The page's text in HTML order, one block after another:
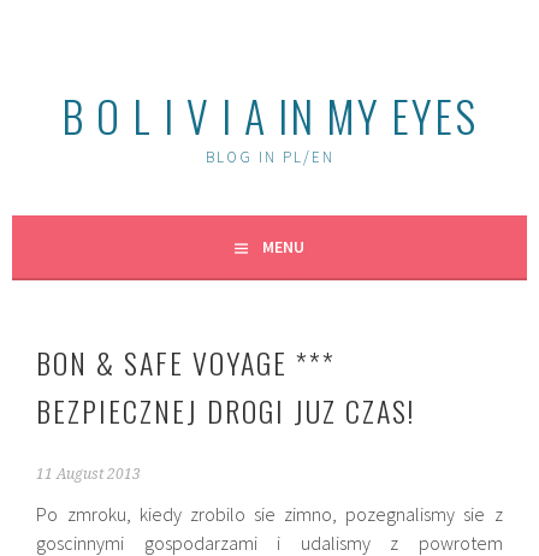
B O L I V I A IN MY EYES
BLOG IN PL/EN
MENU
BON & SAFE VOYAGE ***
BEZPIECZNEJ DROGI JUZ CZAS!
11 August 2013
Po zmroku, kiedy zrobilo sie zimno, pozegnalismy sie z
goscinnymi gospodarzami i udalismy z powrotem